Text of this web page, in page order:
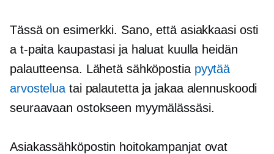
Tässä on esimerkki. Sano, että asiakkaasi osti
a t-paita kaupastasi ja haluat kuulla heidän
palautteensa. Lähetä sähköpostia pyytää
arvostelua tai palautetta ja jakaa alennuskoodi
seuraavaan ostokseen myymälässäsi.
Asiakassähköpostin hoitokampanjat ovat